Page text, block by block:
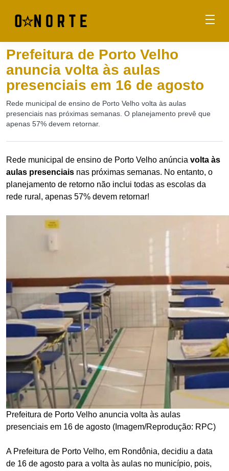
Prefeitura de Porto Velho
anuncia volta às aulas
presenciais em 16 de agosto
Rede municipal de ensino de Porto Velho volta às aulas
presenciais nas próximas semanas. O planejamento prevê que
apenas 57% devem retornar.
Rede municipal de ensino de Porto Velho anúncia volta às
aulas presenciais nas próximas semanas. No entanto, o
planejamento de retorno não inclui todas as escolas da
rede rural, apenas 57% devem retornar!
Prefeitura de Porto Velho anuncia volta às aulas
presenciais em 16 de agosto (Imagem/Reprodução: RPC)
A Prefeitura de Porto Velho, em Rondônia, decidiu a data
de 16 de agosto para a volta às aulas no município, pois,